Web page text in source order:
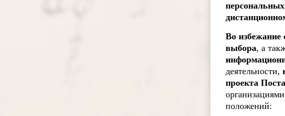
Во избежание
выбора, а
деятельности,
проекта
положений: